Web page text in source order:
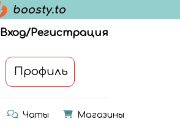
Вход/Регистрация
Профиль
Чаты Магазины